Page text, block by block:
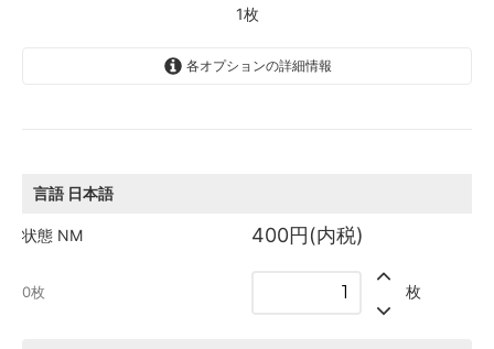
1枚
各オプションの詳細情報
英語
400円(内税)
言語 日本語
状態 NM 400円(内税)
0枚 枚